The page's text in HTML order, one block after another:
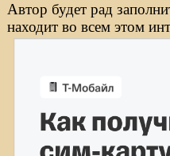
Автор будет рад
находит во всем этом